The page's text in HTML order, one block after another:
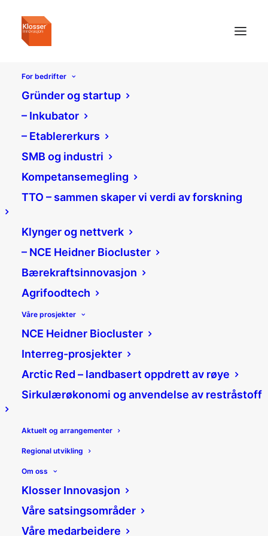
For bedrifter
Gründer og startup
– Inkubator
– Etablererkurs
SMB og industri
Kompetansemegling
TTO – sammen skaper vi verdi av forskning
Klynger og nettverk
– NCE Heidner Biocluster
Bærekraftsinnovasjon
Agrifoodtech
Våre prosjekter
NCE Heidner Biocluster
Interreg-prosjekter
Arctic Red – landbasert oppdrett av røye
Sirkulærøkonomi og anvendelse av restråstoff
Aktuelt og arrangementer
Regional utvikling
Om oss
Klosser Innovasjon
Våre satsingsområder
Våre medarbeidere
Slik må bedrifter ta tak
i det grønne skiftet
Del:
– Det grønne skiftet er vår mulighet til
å ta posisjon som en attraktiv
industriregion med alle de grønne